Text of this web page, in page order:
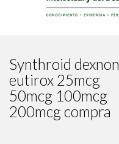
Synthroid dexnon
eutirox 25mcg
50mcg 100mcg
200mcg compra